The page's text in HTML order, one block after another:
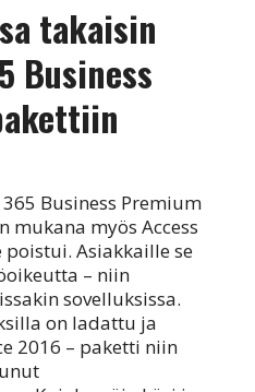
takaisin
Business
Business Premium
mukana myös Access
Asiakkaille se
– niin
sovelluksissa.
on ladattu ja
2016 – paketti niin